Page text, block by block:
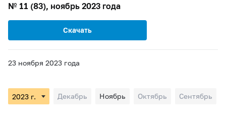
№ 11 (83), ноябрь 2023 года
Скачать
23 ноября 2023 года
Декабрь Ноябрь Октябрь Сентябрь